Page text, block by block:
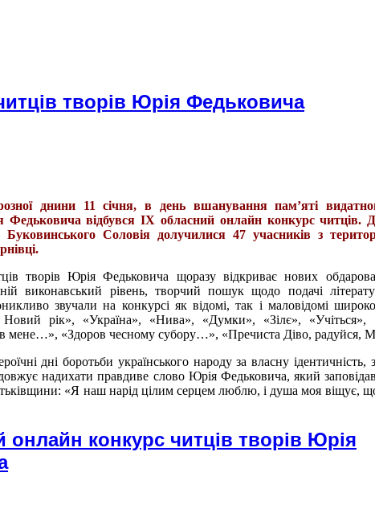
творів Юрія Федьковича
днини 11 січня, в день вшанування пам’яті
відбувся ІХ обласний онлайн конкурс читців.
Соловія долучилися 47 учасників з
творів Юрія Федьковича щоразу відкриває нових
виконавський рівень, творчий пошук щодо подачі
звучали на конкурсі як відомі, так і маловідомі
рік», «Україна», «Нива», «Думки», «Зілє»,
мене…», «Здоров чесному субору…», «Пречиста Діво, радуйся,
дні боротьби українського народу за власну
надихати правдиве слово Юрія Федьковича, який
«Я наш нарід цілим серцем люблю, і душа моя віщує,
онлайн конкурс читців творів Юрія